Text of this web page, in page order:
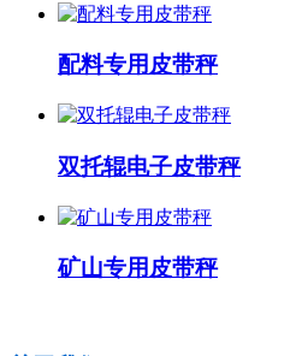
配料专用皮带秤
双托辊电子皮带秤
矿山专用皮带秤